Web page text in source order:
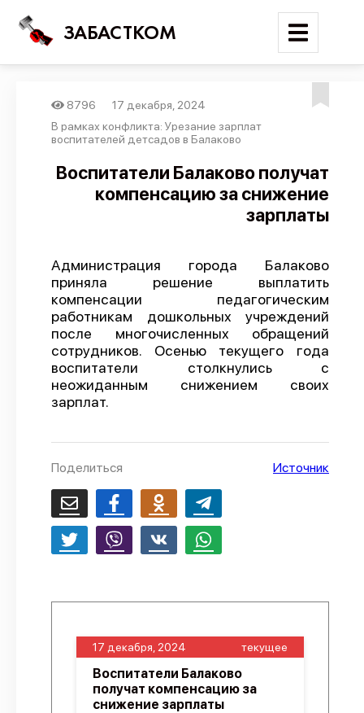
ЗАБАСТКОМ
Войти
Поиск
Новости
Отчеты
Предложить публикацию
Справочник
API
О проекте
8796
17 декабря, 2024
В рамках конфликта: Урезание зарплат
воспитателей детсадов в Балаково
Воспитатели Балаково получат
компенсацию за снижение
зарплаты
Администрация города Балаково
приняла решение выплатить
компенсации педагогическим
работникам дошкольных учреждений
после многочисленных обращений
сотрудников. Осенью текущего года
воспитатели столкнулись с
неожиданным снижением своих
зарплат.
Поделиться Источник
17 декабря, 2024 текущее
Воспитатели Балаково
получат компенсацию за
снижение зарплаты